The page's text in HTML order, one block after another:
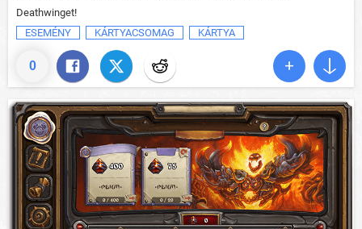
0
Deathwinget!
ESEMÉNY
KÁRTYACSOMAG KÁRTYA